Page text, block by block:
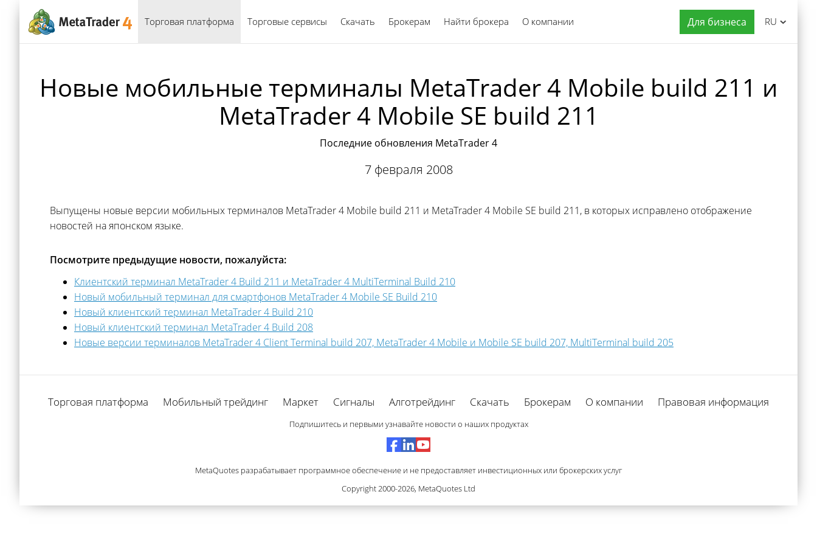
Торговая платформа Торговые сервисы Скачать Брокерам Найти брокера О компании Для бизнеса
Русский RU
Новые мобильные терминалы MetaTrader 4 Mobile build 211 и
MetaTrader 4 Mobile SE build 211
Последние обновления MetaTrader 4
7 февраля 2008
Выпущены новые версии мобильных терминалов MetaTrader 4 Mobile build 211 и MetaTrader 4 Mobile SE build 211, в которых исправлено отображение
новостей на японском языке.
Посмотрите предыдущие новости, пожалуйста:
Клиентский терминал MetaTrader 4 Build 211 и MetaTrader 4 MultiTerminal Build 210
Новый мобильный терминал для смартфонов MetaTrader 4 Mobile SE Build 210
Новый клиентский терминал MetaTrader 4 Build 210
Новый клиентский терминал MetaTrader 4 Build 208
Новые версии терминалов MetaTrader 4 Client Terminal build 207, MetaTrader 4 Mobile и Mobile SE build 207, MultiTerminal build 205
Торговая платформа Мобильный трейдинг Маркет Сигналы Алготрейдинг Скачать Брокерам О компании Правовая информация
Подпишитесь и первыми узнавайте новости о наших продуктах
MetaQuotes разрабатывает программное обеспечение и не предоставляет инвестиционных или брокерских услуг
Copyright 2000-2026, MetaQuotes Ltd